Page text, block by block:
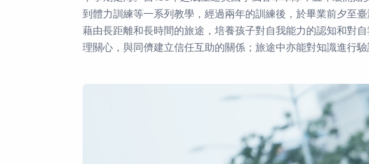
到體力訓練等一系列教學，經過兩年的訓練後，於畢業前夕至
藉由長距離和長時間的旅途，培養孩子對自我能力的認知和對
理關心，與同儕建立信任互助的關係；旅途中亦能對知識進行